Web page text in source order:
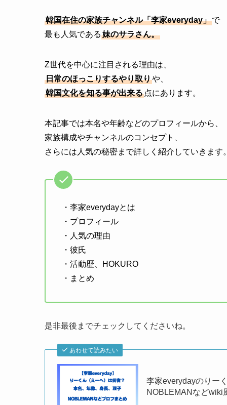
韓国在住の家族チャンネル「李家everyday」で
最も人気である 妹のサラさん。
Z世代を中心に注目される理由は、
日常のほっこりするやり取りや、
韓国文化を知る事が出来る 点にあります。
本記事では本名や年齢などのプロフィールから、
家族構成やチャンネルのコンセプト、
さらには人気の秘密まで詳しく紹介していきます
・李家everydayとは
・プロフィール
・人気の理由
・彼氏
・活動歴、HOKURO
・まとめ
是非最後までチェックしてくださいね。
あわせて読みたい
李家everydayのりー
NOBLEMANなどwiki